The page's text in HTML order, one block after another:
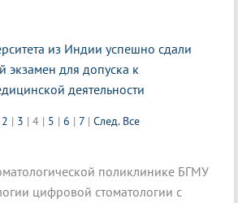
из Индии успешно сдали
экзамен для допуска к
деятельности
2 | 3 | 4 | 5 | 6 | 7 | След. Все
поликлинике БГМУ
цифровой стоматологии с